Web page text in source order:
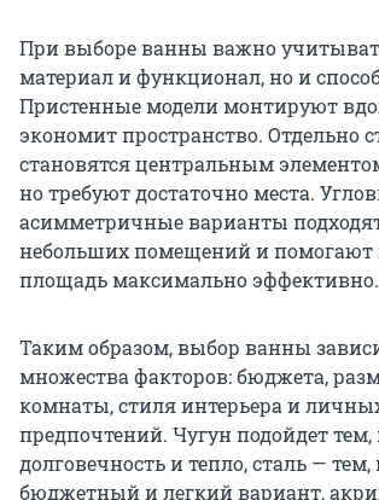
При выборе ванны важно
материал и функционал, но и
Пристенные модели монтируют
экономит пространство. Отдельно
становятся центральным
но требуют достаточно места.
асимметричные варианты
небольших помещений и помогают
площадь максимально эффективно.
Таким образом, выбор ванны
множества факторов: бюджета,
комнаты, стиля интерьера и
предпочтений. Чугун подойдет тем,
долговечность и тепло, сталь —
бюджетный и легкий вариант,